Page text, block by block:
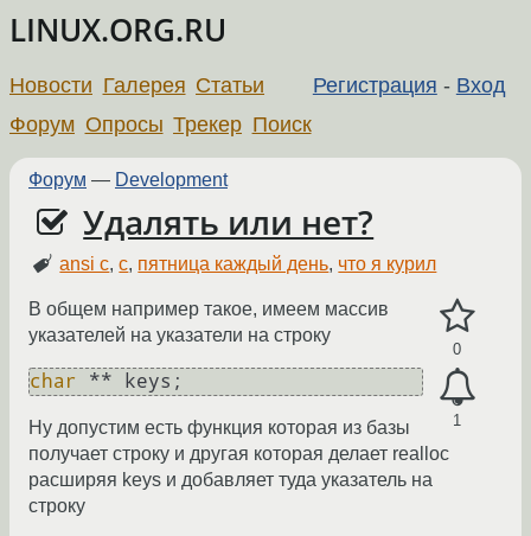
LINUX.ORG.RU
Регистрация - Вход
Новости Галерея Статьи
Форум Опросы Трекер Поиск
Форум — Development
Удалять или нет?
ansi c,c, пятница каждый день, что я курил
0
1
В общем например такое, имеем массив
указателей на указатели на строку
char
Ну допустим есть функция которая из базы
получает строку и другая которая делает realloc
расширяя keys и добавляет туда указатель на
строку